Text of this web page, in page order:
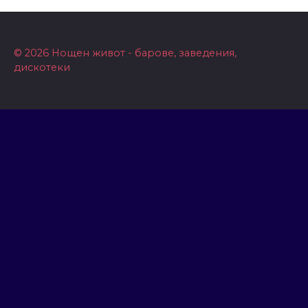
© 2026 Нощен живот - барове, заведения,
дискотеки